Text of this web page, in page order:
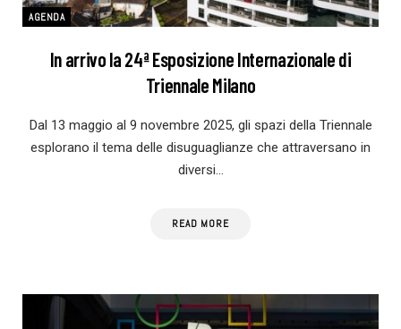
AGENDA
In arrivo la 24ª Esposizione Internazionale di
Triennale Milano
Dal 13 maggio al 9 novembre 2025, gli spazi della Triennale
esplorano il tema delle disuguaglianze che attraversano in
diversi…
READ MORE